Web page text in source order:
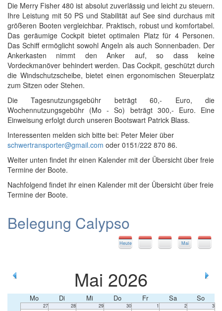
Die Merry Fisher 480 ist absolut zuverlässig und leicht zu steuern.
Ihre Leistung mit 50 PS und Stabilität auf See sind durchaus mit
größeren Booten vergleichbar. Praktisch, robust und komfortabel.
Das geräumige Cockpit bietet optimalen Platz für 4 Personen.
Das Schiff ermöglicht sowohl Angeln als auch Sonnenbaden. Der
Ankerkasten nimmt den Anker auf, so dass keine
Vordeckmanöver behindert werden. Das Cockpit, geschützt durch
die Windschutzscheibe, bietet einen ergonomischen Steuerplatz
zum Sitzen oder Stehen.
Die Tagesnutzungsgebühr beträgt 60,- Euro, die
Wochennutzungsgebühr (Mo - So) beträgt 300,- Euro. Eine
Einweisung erfolgt durch unseren Bootswart Patrick Blass.
Interessenten melden sich bitte bei: Peter Meier über
schwertransporter@gmail.com oder 0151/222 870 86.
Weiter unten findet ihr einen Kalender mit der Übersicht über freie
Termine der Boote.
Nachfolgend findet ihr einen Kalender mit der Übersicht über freie
Termine der Boote.
Belegung Calypso
Mai
Heute
Mai 2026
Mo Di Mi Do Fr Sa
So
27 28 29 30 1 2 3